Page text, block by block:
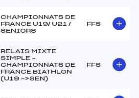
CHAMPIONNATS DE
FRANCE U19/ U21 /
SENIORS
FFS
RELAIS MIXTE
SIMPLE –
CHAMPIONNATS DE
FRANCE BIATHLON
(U19 ->SEN)
FFS